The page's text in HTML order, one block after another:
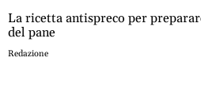
La ricetta antispreco per
del pane
Redazione